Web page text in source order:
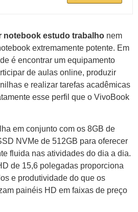
notebook estudo trabalho nem
extremamente potente. Em
é encontrar um equipamento
de aulas online, produzir
e realizar tarefas acadêmicas
esse perfil que o VivoBook
em conjunto com os 8GB de
NVMe de 512GB para oferecer
fluida nas atividades do dia a dia.
de 15,6 polegadas proporciona
e produtividade do que os
painéis HD em faixas de preço